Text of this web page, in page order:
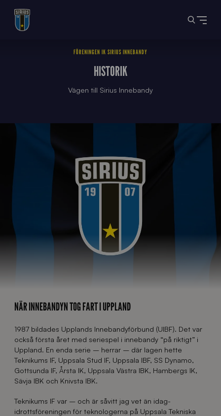
FÖRENINGEN IK SIRIUS INNEBANDY
HISTORIK
Vägen till Sirius Innebandy
NÄR INNEBANDYN TOG FART I UPPLAND
1987 bildades Upplands Innebandyförbund (UIBF). Det var
också första året med seriespel i innebandy “på riktigt” i
Uppland. En enda serie – herrar – där lagen hette
Teknikums IF, Uppsala Stud IF, Uppsala IBF, SS Dynamo,
Gottsunda IF, Årsta IK, Uppsala Västra IBK, Hambergs IK,
Sävja IBK och Knivsta IBK.
Teknikums IF var – och är såvitt jag vet än idag-
idrottsföreningen för teknologerna på Uppsala Tekniska